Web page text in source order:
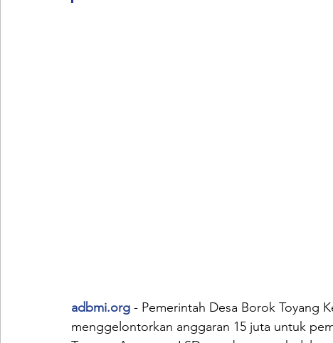
adbmi.org - Pemerintah Desa Borok Toyang
menggelontorkan anggaran 15 juta untuk